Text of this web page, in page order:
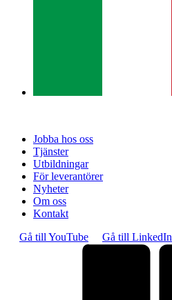
Jobba hos oss
Tjänster
Utbildningar
För leverantörer
Nyheter
Om oss
Kontakt
Gå till YouTube
Gå till LinkedIn